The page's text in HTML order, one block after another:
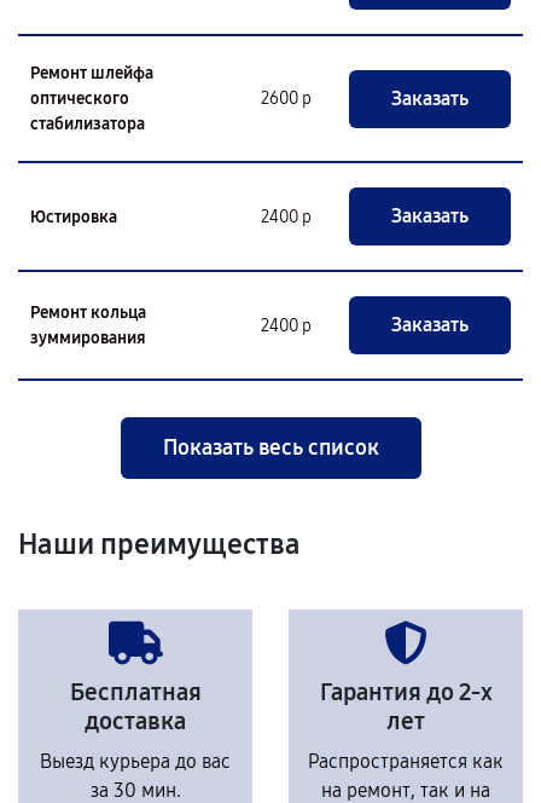
Ремонт шлейфа
оптического
стабилизатора
2600 р Заказать
Юстировка 2400 р Заказать
Ремонт кольца
зуммирования
2400 р Заказать
Показать весь список
Наши преимущества
Бесплатная
доставка
Выезд курьера до вас
за 30 мин.
Гарантия до 2-х
лет
Распространяется как
на ремонт, так и на